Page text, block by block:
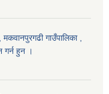
गाउँपालिका ,
गर्न हुन ।